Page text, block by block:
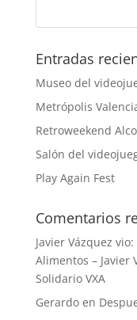
Entradas
Museo del
Metrópolis
Retroweekend
Salón del
Play Again Fest
Comentarios
Javier Vázquez
Alimentos – Javier
Solidario VXA
Gerardoen